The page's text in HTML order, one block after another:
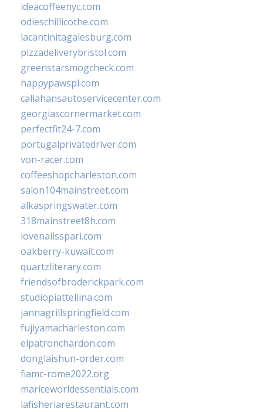
ideacoffeenyc.com
odieschillicothe.com
lacantinitagalesburg.com
pizzadeliverybristol.com
greenstarsmogcheck.com
happypawspl.com
callahansautoservicecenter.com
georgiascornermarket.com
perfectfit24-7.com
portugalprivatedriver.com
von-racer.com
coffeeshopcharleston.com
salon104mainstreet.com
alkaspringswater.com
318mainstreet8h.com
lovenailsspari.com
oakberry-kuwait.com
quartzliterary.com
friendsofbroderickpark.com
studiopiattellina.com
jannagrillspringfield.com
fujiyamacharleston.com
elpatronchardon.com
donglaishun-order.com
fiamc-rome2022.org
mariceworldessentials.com
lafisheriarestaurant.com